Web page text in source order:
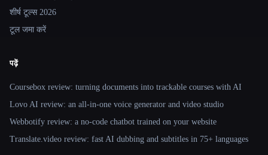
शीर्ष टूल्स 2026
टूल जमा करें
पढ़ें
Coursebox review: turning documents into trackable courses with AI
Lovo AI review: an all-in-one voice generator and video studio
Webbotify review: a no-code chatbot trained on your website
Translate.video review: fast AI dubbing and subtitles in 75+ languages